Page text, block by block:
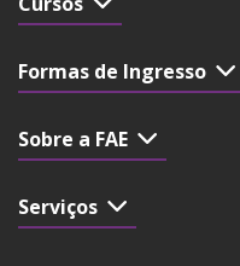
Formas de Ingresso
Sobre a FAE
Serviços